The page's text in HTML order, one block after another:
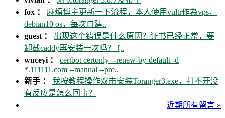
fox ： 麻煩博主更新一下流程，本人使用vultr作為vps，
debian10 os，每次自建..
guest ： 出现这个错误是什么原因？证书已经正常，要
卸载caddy再安装一次吗？ [..
wuceyi ： certbot certonly --renew-by-default -d
*.111111.com --manual --pre..
新手 ： 我按教程操作双击安装Toranger3.exe，打不开没
有反应是怎么回事？
近期所有留言 »